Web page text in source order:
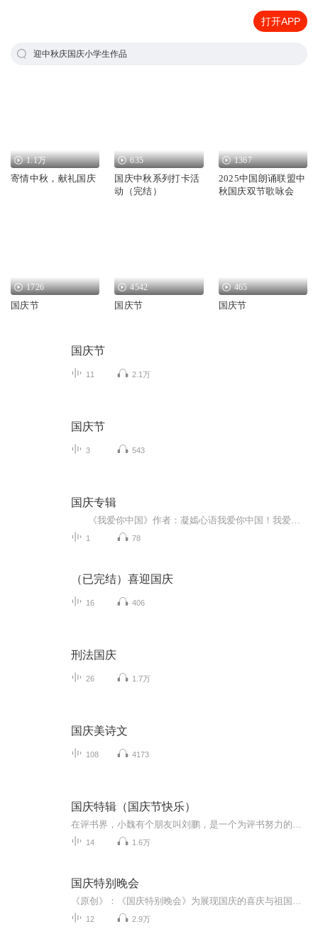
打开APP
迎中秋庆国庆小学生作品
1.1万
寄情中秋，献礼国庆
635
国庆中秋系列打卡活
动（完结）
1367
2025中国朗诵联盟中
秋国庆双节歌咏会
1726
国庆节
4542
国庆节
465
国庆节
国庆节
11 2.1万
国庆节
3 543
国庆专辑
1 78
（已完结）喜迎国庆
16 406
刑法国庆
26 1.7万
国庆美诗文
108 4173
国庆特辑（国庆节快乐）
14 1.6万
国庆特别晚会
12 2.9万